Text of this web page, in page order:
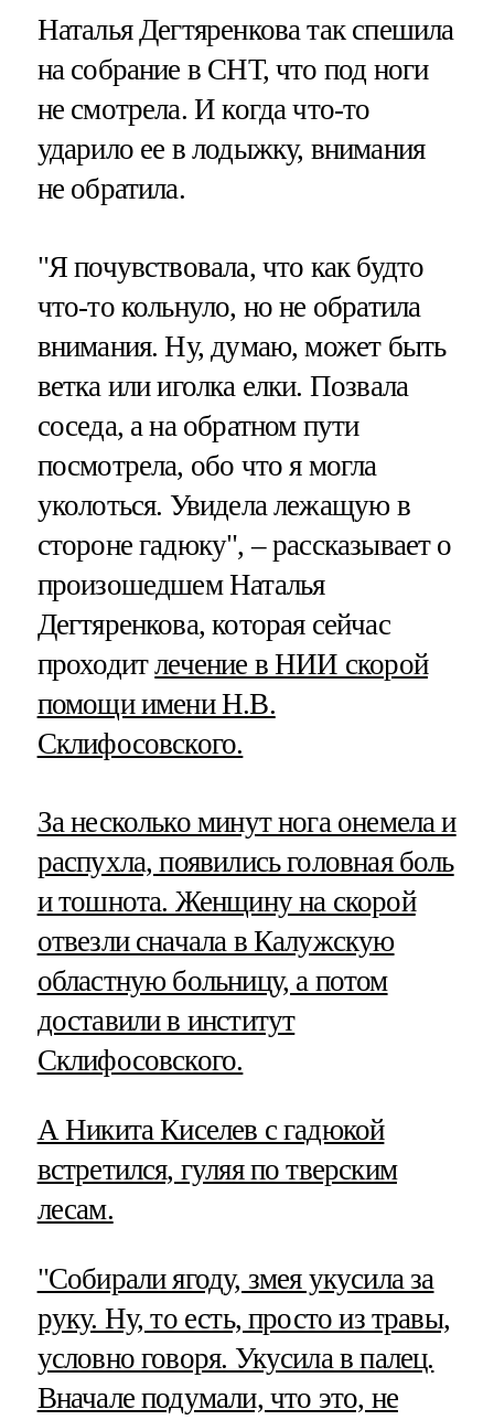
Наталья Дегтяренкова так спешила
на собрание в СНТ, что под ноги
не смотрела. И когда что-то
ударило ее в лодыжку, внимания
не обратила.
"Я почувствовала, что как будто
что-то кольнуло, но не обратила
внимания. Ну, думаю, может быть
ветка или иголка елки. Позвала
соседа, а на обратном пути
посмотрела, обо что я могла
уколоться. Увидела лежащую в
стороне гадюку", – рассказывает о
произошедшем Наталья
Дегтяренкова, которая сейчас
проходитлечение в НИИ скорой
помощи имени Н.В.
Склифосовского.
За несколько минут нога онемела и
распухла, появились головная боль
и тошнота. Женщину на скорой
отвезли сначала в Калужскую
областную больницу, а потом
доставили в институт
Склифосовского.
А Никита Киселев с гадюкой
встретился, гуляя по тверским
лесам.
"Собирали ягоду, змея укусила за
руку. Ну, то есть, просто из травы,
условно говоря. Укусила в палец.
Вначале подумали, что это, не